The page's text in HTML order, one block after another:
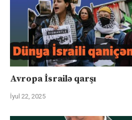
Avropa İsrailə qarşı
İyul 22, 2025